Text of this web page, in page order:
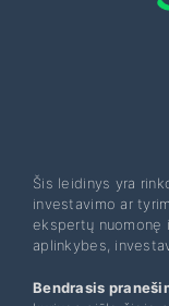
Šis leidinys yra
investavimo ar
ekspertų nuomonę
aplinkybes,
Bendrasis